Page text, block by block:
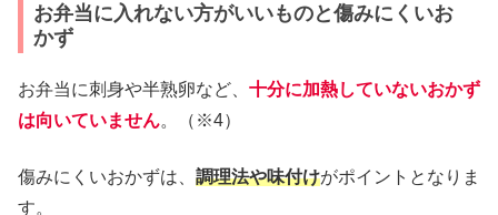
お弁当に入れない方がいいものと傷みにくいお
かず
お弁当に刺身や半熟卵など、 十分に加熱していないおかず
は向いていません。（※4）
傷みにくいおかずは、 調理法や味付けがポイントとなりま
す。